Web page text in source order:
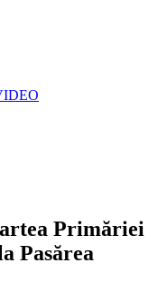
Primăriei
Pasărea